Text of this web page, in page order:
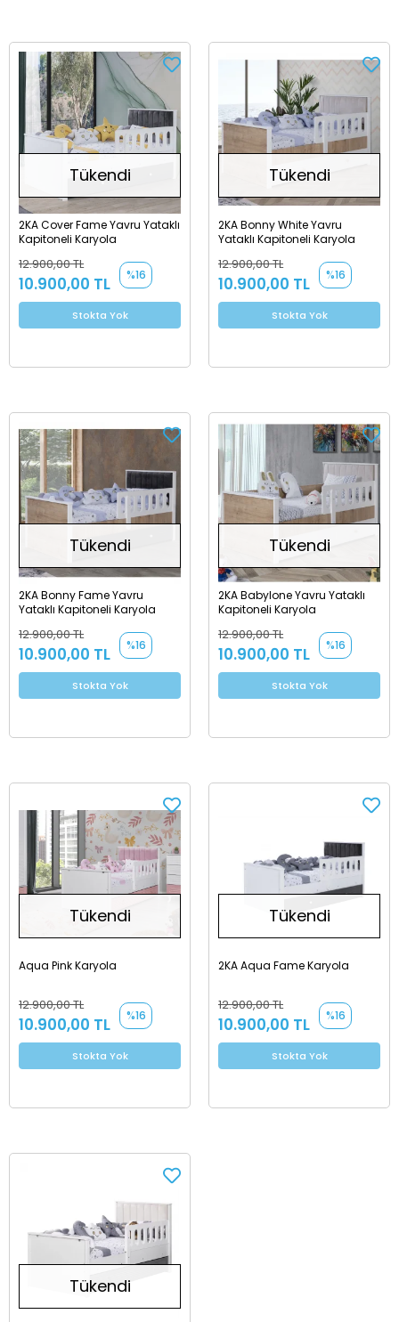
Tükendi
2KA Cover Fame Yavru Yataklı
Kapitoneli Karyola
12.900,00 TL
10.900,00 TL %16
Stokta Yok
Tükendi
2KA Bonny White Yavru
Yataklı Kapitoneli Karyola
12.900,00 TL
10.900,00 TL %16
Stokta Yok
Tükendi
2KA Bonny Fame Yavru
Yataklı Kapitoneli Karyola
12.900,00 TL
10.900,00 TL %16
Stokta Yok
Tükendi
2KA Babylone Yavru Yataklı
Kapitoneli Karyola
12.900,00 TL
10.900,00 TL %16
Stokta Yok
Tükendi
Aqua Pink Karyola
12.900,00 TL
10.900,00 TL %16
Stokta Yok
Tükendi
2KA Aqua Fame Karyola
12.900,00 TL
10.900,00 TL %16
Stokta Yok
Tükendi